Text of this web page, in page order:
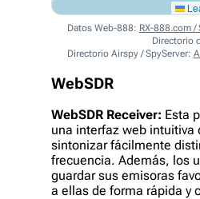
Datos Web-888: RX-888.com /
Directorio
Directorio Airspy / SpyServer:
WebSDR
WebSDR Receiver: Esta
una interfaz web intuitiva
sintonizar fácilmente
frecuencia. Además, los
guardar sus emisoras
a ellas de forma rápida y